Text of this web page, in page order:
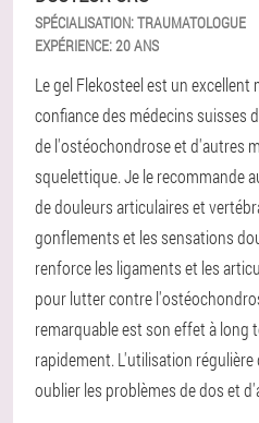
SPÉCIALISATION:TRAUMATOLOGUE
EXPÉRIENCE:20 ANS
Le gel Flekosteel est un
confiance des médecins suisses
de l'ostéochondrose et d'autres
squelettique. Je le recommande
de douleurs articulaires et
gonflements et les sensations
renforce les ligaments et les
pour lutter contre
remarquable est son effet à long
rapidement. L'utilisation régulière
oublier les problèmes de dos et